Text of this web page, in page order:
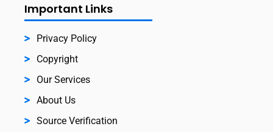
Important Links
Privacy Policy
Copyright
Our Services
About Us
Source Verification